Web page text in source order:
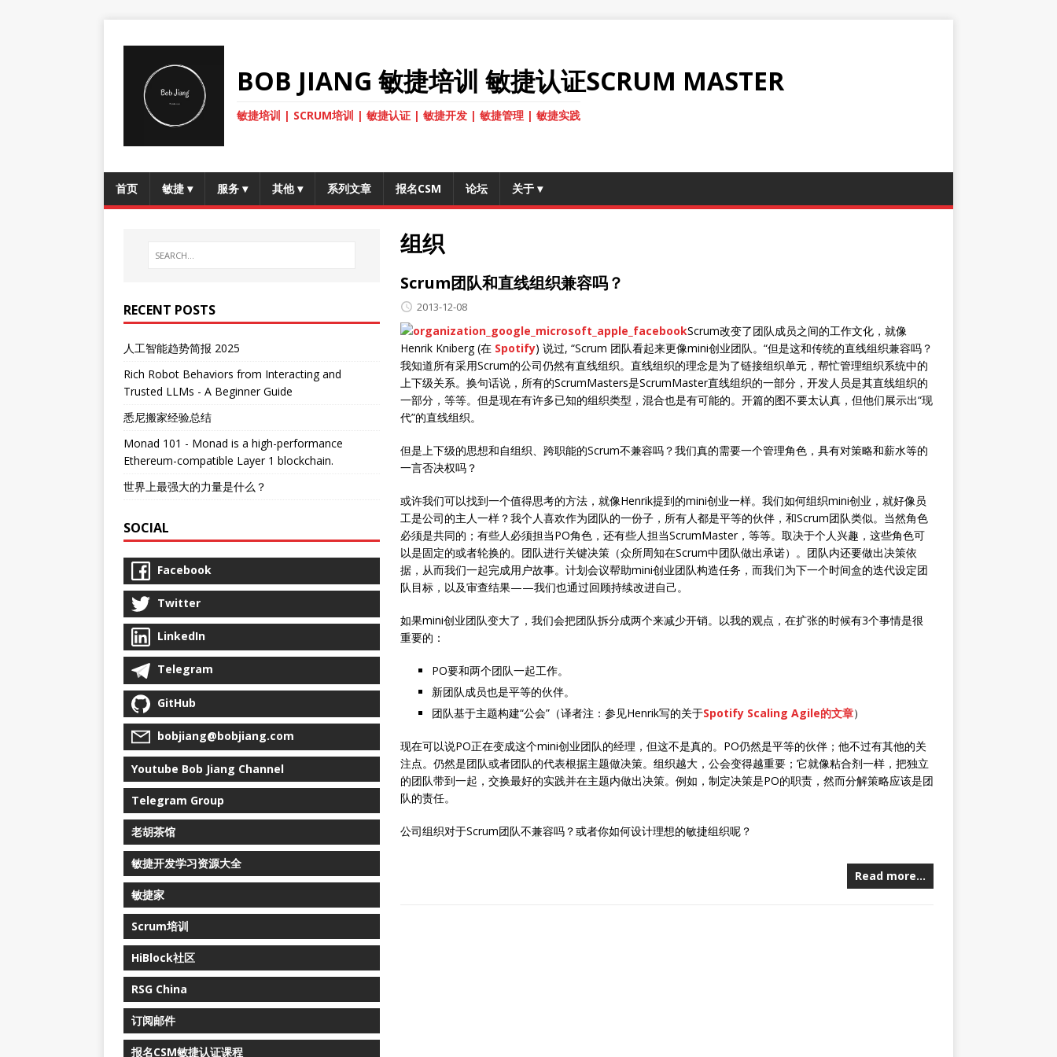
BOB JIANG 敏捷培训 敏捷认证SCRUM MASTER
敏捷培训 | SCRUM培训 | 敏捷认证 | 敏捷开发 | 敏捷管理 | 敏捷实践
首页 敏捷 ▾ 服务 ▾ 其他 ▾ 系列文章 报名CSM 论坛 关于 ▾
组织
Scrum团队和直线组织兼容吗？
2013-12-08
Scrum改变了团队成员之间的工作文化，就像
Henrik Kniberg (在 Spotify) 说过, “Scrum 团队看起来更像mini创业团队。“但是这和传统的直线组织兼容吗？
我知道所有采用Scrum的公司仍然有直线组织。直线组织的理念是为了链接组织单元，帮忙管理组织系统中的
上下级关系。换句话说，所有的ScrumMasters是ScrumMaster直线组织的一部分，开发人员是其直线组织的
一部分，等等。但是现在有许多已知的组织类型，混合也是有可能的。开篇的图不要太认真，但他们展示出“现
代”的直线组织。
但是上下级的思想和自组织、跨职能的Scrum不兼容吗？我们真的需要一个管理角色，具有对策略和薪水等的
一言否决权吗？
或许我们可以找到一个值得思考的方法，就像Henrik提到的mini创业一样。我们如何组织mini创业，就好像员
工是公司的主人一样？我个人喜欢作为团队的一份子，所有人都是平等的伙伴，和Scrum团队类似。当然角色
必须是共同的；有些人必须担当PO角色，还有些人担当ScrumMaster，等等。取决于个人兴趣，这些角色可
以是固定的或者轮换的。团队进行关键决策（众所周知在Scrum中团队做出承诺）。团队内还要做出决策依
据，从而我们一起完成用户故事。计划会议帮助mini创业团队构造任务，而我们为下一个时间盒的迭代设定团
队目标，以及审查结果——我们也通过回顾持续改进自己。
如果mini创业团队变大了，我们会把团队拆分成两个来减少开销。以我的观点，在扩张的时候有3个事情是很
重要的：
PO要和两个团队一起工作。
新团队成员也是平等的伙伴。
团队基于主题构建“公会”（译者注：参见Henrik写的关于Spotify Scaling Agile的文章）
现在可以说PO正在变成这个mini创业团队的经理，但这不是真的。PO仍然是平等的伙伴；他不过有其他的关
注点。仍然是团队或者团队的代表根据主题做决策。组织越大，公会变得越重要；它就像粘合剂一样，把独立
的团队带到一起，交换最好的实践并在主题内做出决策。例如，制定决策是PO的职责，然而分解策略应该是团
队的责任。
公司组织对于Scrum团队不兼容吗？或者你如何设计理想的敏捷组织呢？
Read more…
RECENT POSTS
人工智能趋势简报 2025
Rich Robot Behaviors from Interacting and
Trusted LLMs - A Beginner Guide
悉尼搬家经验总结
Monad 101 - Monad is a high-performance
Ethereum-compatible Layer 1 blockchain.
世界上最强大的力量是什么？
SOCIAL
Facebook
Twitter
LinkedIn
Telegram
GitHub
bobjiang@bobjiang.com
Youtube Bob Jiang Channel
Telegram Group
老胡茶馆
敏捷开发学习资源大全
敏捷家
Scrum培训
HiBlock社区
RSG China
订阅邮件
报名CSM敏捷认证课程